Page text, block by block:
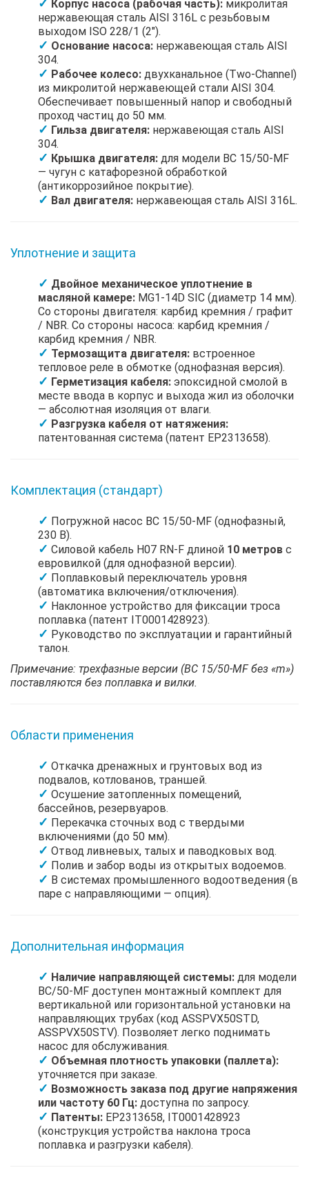
Корпус насоса (рабочая часть): микролитая
нержавеющая сталь AISI 316L с резьбовым
выходом ISO 228/1 (2").
Основание насоса: нержавеющая сталь AISI
304.
Рабочее колесо: двухканальное (Two-Channel)
из микролитой нержавеющей стали AISI 304.
Обеспечивает повышенный напор и свободный
проход частиц до 50 мм.
Гильза двигателя: нержавеющая сталь AISI
304.
Крышка двигателя: для модели BC 15/50-MF
— чугун с катафорезной обработкой
(антикоррозийное покрытие).
Вал двигателя: нержавеющая сталь AISI 316L.
Уплотнение и защита
Двойное механическое уплотнение в
масляной камере: MG1-14D SIC (диаметр 14 мм).
Со стороны двигателя: карбид кремния / графит
/ NBR. Со стороны насоса: карбид кремния /
карбид кремния / NBR.
Термозащита двигателя: встроенное
тепловое реле в обмотке (однофазная версия).
Герметизация кабеля: эпоксидной смолой в
месте ввода в корпус и выхода жил из оболочки
— абсолютная изоляция от влаги.
Разгрузка кабеля от натяжения:
патентованная система (патент EP2313658).
Комплектация (стандарт)
Погружной насос BC 15/50-MF (однофазный,
230 В).
Силовой кабель H07 RN-F длиной 10 метров с
евровилкой (для однофазной версии).
Поплавковый переключатель уровня
(автоматика включения/отключения).
Наклонное устройство для фиксации троса
поплавка (патент IT0001428923).
Руководство по эксплуатации и гарантийный
талон.
Примечание: трехфазные версии (BC 15/50-MF без «m»)
поставляются без поплавка и вилки.
Области применения
Откачка дренажных и грунтовых вод из
подвалов, котлованов, траншей.
Осушение затопленных помещений,
бассейнов, резервуаров.
Перекачка сточных вод с твердыми
включениями (до 50 мм).
Отвод ливневых, талых и паводковых вод.
Полив и забор воды из открытых водоемов.
В системах промышленного водоотведения (в
паре с направляющими — опция).
Дополнительная информация
Наличие направляющей системы: для модели
BC/50-MF доступен монтажный комплект для
вертикальной или горизонтальной установки на
направляющих трубах (код ASSPVX50STD,
ASSPVX50STV). Позволяет легко поднимать
насос для обслуживания.
Объемная плотность упаковки (паллета):
уточняется при заказе.
Возможность заказа под другие напряжения
или частоту 60 Гц: доступна по запросу.
Патенты: EP2313658, IT0001428923
(конструкция устройства наклона троса
поплавка и разгрузки кабеля).